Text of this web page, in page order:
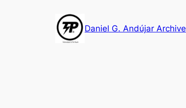
Daniel G. Andújar Archive